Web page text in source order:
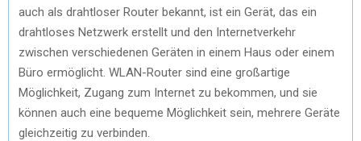
auch als drahtloser Router bekannt, ist ein Gerät, das ein
drahtloses Netzwerk erstellt und den Internetverkehr
zwischen verschiedenen Geräten in einem Haus oder einem
Büro ermöglicht. WLAN-Router sind eine großartige
Möglichkeit, Zugang zum Internet zu bekommen, und sie
können auch eine bequeme Möglichkeit sein, mehrere Geräte
gleichzeitig zu verbinden.